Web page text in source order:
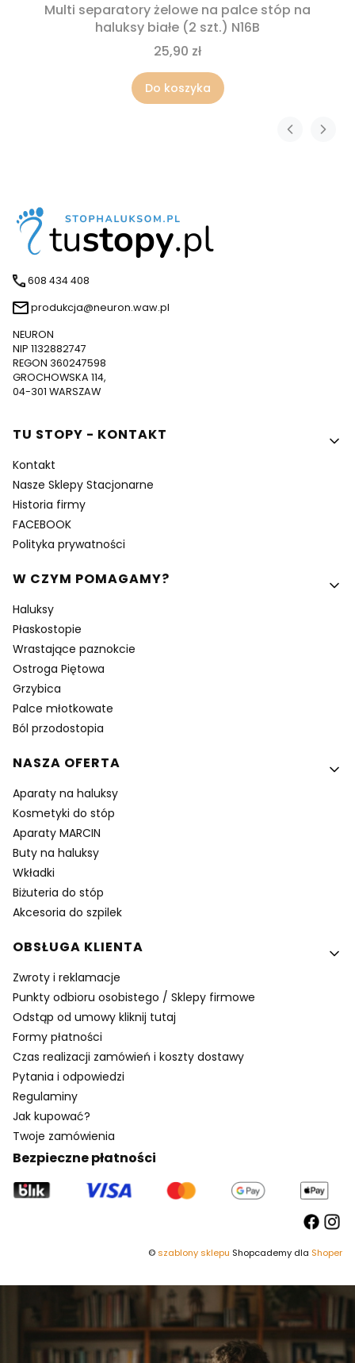
Multi separatory żelowe na palce stóp na
haluksy białe (2 szt.) N16B
25,90 zł
Do koszyka
608 434 408
produkcja@neuron.waw.pl
NEURON
NIP 1132882747
REGON 360247598
GROCHOWSKA 114,
04-301 WARSZAW
Linki w stopce
TU STOPY - KONTAKT
Kontakt
Nasze Sklepy Stacjonarne
Historia firmy
FACEBOOK
Polityka prywatności
W CZYM POMAGAMY?
Haluksy
Płaskostopie
Wrastające paznokcie
Ostroga Piętowa
Grzybica
Palce młotkowate
Ból przodostopia
NASZA OFERTA
Aparaty na haluksy
Kosmetyki do stóp
Aparaty MARCIN
Buty na haluksy
Wkładki
Biżuteria do stóp
Akcesoria do szpilek
OBSŁUGA KLIENTA
Zwroty i reklamacje
Punkty odbioru osobistego / Sklepy firmowe
Odstąp od umowy kliknij tutaj
Formy płatności
Czas realizacji zamówień i koszty dostawy
Pytania i odpowiedzi
Regulaminy
Jak kupować?
Twoje zamówienia
Bezpieczne płatności
©szablony sklepu Shopcademy dla Shoper